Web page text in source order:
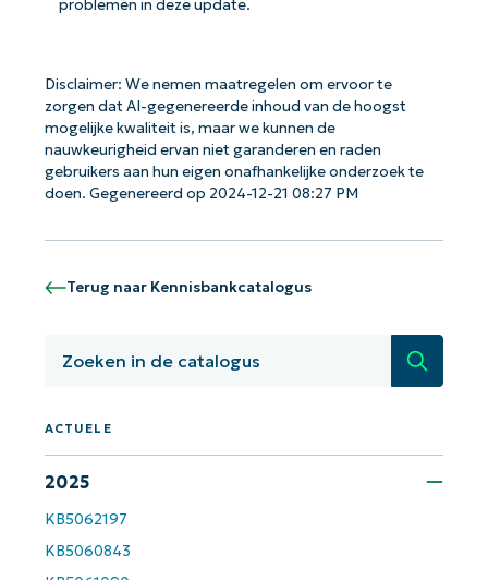
problemen in deze update.
Disclaimer: We nemen maatregelen om ervoor te
zorgen dat AI-gegenereerde inhoud van de hoogst
mogelijke kwaliteit is, maar we kunnen de
nauwkeurigheid ervan niet garanderen en raden
gebruikers aan hun eigen onafhankelijke onderzoek te
doen. Gegenereerd op 2024-12-21 08:27 PM
Terug naar Kennisbankcatalogus
Zoeken
ACTUELE
2025
KB5062197
KB5060843
Aan de slag met NinjaOne AI-
gestuurde KB-analyses!
First
and
number*
Land
Company